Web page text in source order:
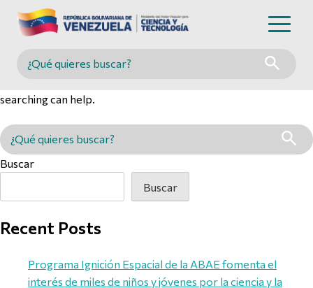
Buscar en MINCYT
searching can help.
Buscar en MINCYT
Buscar
Buscar
Recent Posts
Programa Ignición Espacial de la ABAE fomenta el
interés de miles de niños y jóvenes por la ciencia y la